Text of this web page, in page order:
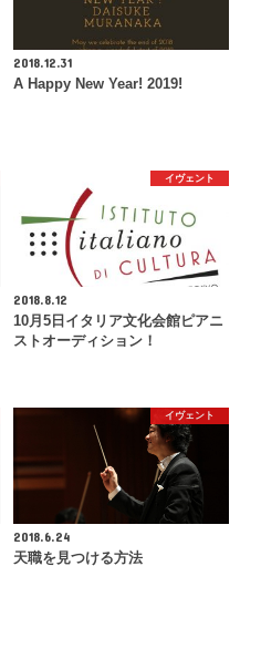
2018.12.31
A Happy New Year! 2019!
イヴェント
2018.8.12
10月5日イタリア文化会館ピアニ
ストオーディション！
イヴェント
2018.6.24
天職を見つける方法